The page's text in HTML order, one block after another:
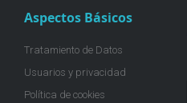
Aspectos Básicos
Tratamiento de Datos
Usuarios y privacidad
Política de cookies